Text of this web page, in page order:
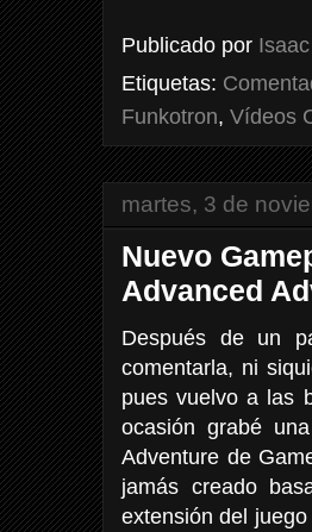
Publicado por
Etiquetas:
Funkotron, Vídeos
martes, 3 de
Nuevo
Advanced
Después de un
comentarla, ni
pues vuelvo a las
ocasión grabé
Adventure de
jamás creado
extensión del